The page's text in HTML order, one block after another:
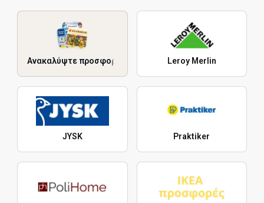
Ανακαλύψτε προσφορές Leroy Merlin
JYSK Praktiker